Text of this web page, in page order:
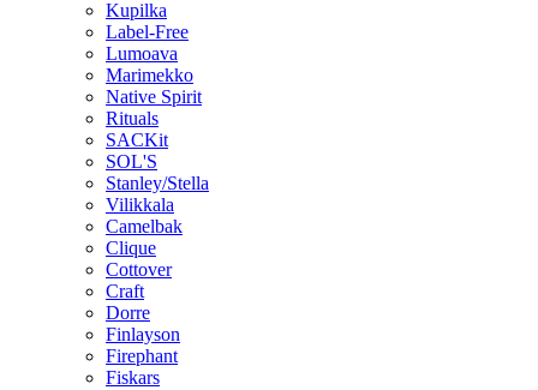
Kupilka
Label-Free
Lumoava
Marimekko
Native Spirit
Rituals
SACKit
SOL'S
Stanley/Stella
Vilikkala
Camelbak
Clique
Cottover
Craft
Dorre
Finlayson
Firephant
Fiskars